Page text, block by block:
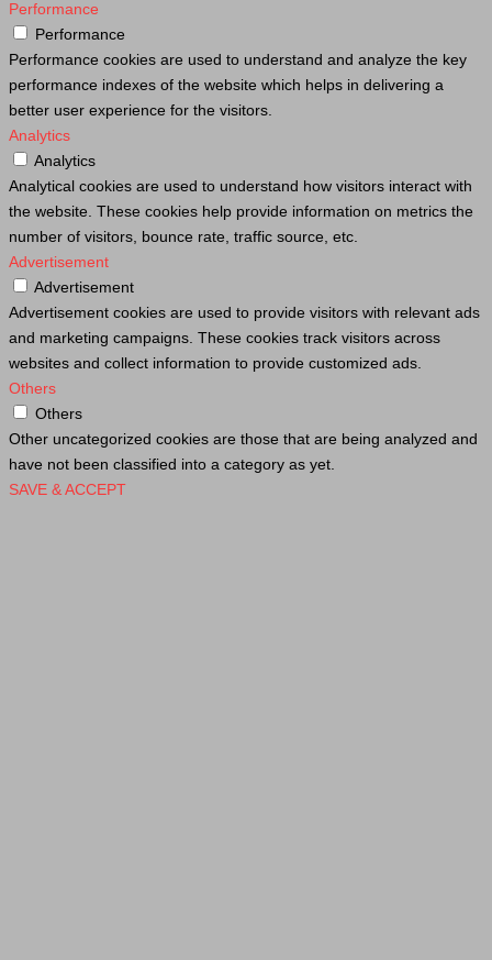
Performance
Performance
Performance cookies are used to understand and analyze the key
performance indexes of the website which helps in delivering a
better user experience for the visitors.
Analytics
Analytics
Analytical cookies are used to understand how visitors interact with
the website. These cookies help provide information on metrics the
number of visitors, bounce rate, traffic source, etc.
Advertisement
Advertisement
Advertisement cookies are used to provide visitors with relevant ads
and marketing campaigns. These cookies track visitors across
websites and collect information to provide customized ads.
Others
Others
Other uncategorized cookies are those that are being analyzed and
have not been classified into a category as yet.
SAVE & ACCEPT